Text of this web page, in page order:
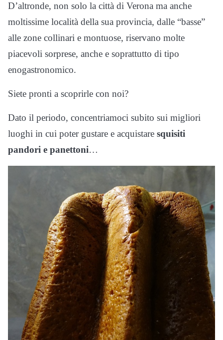
D’altronde, non solo la città di Verona ma anche
moltissime località della sua provincia, dalle “basse”
alle zone collinari e montuose, riservano molte
piacevoli sorprese, anche e soprattutto di tipo
enogastronomico.
Siete pronti a scoprirle con noi?
Dato il periodo, concentriamoci subito sui migliori
luoghi in cui poter gustare e acquistare squisiti
pandori e panettoni…